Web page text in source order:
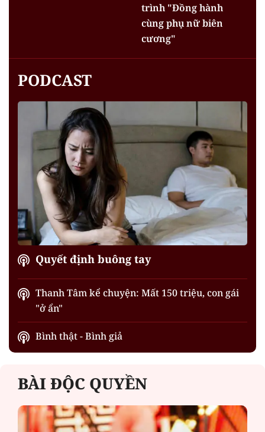
trình "Đồng hành
cùng phụ nữ biên
cương"
PODCAST
Quyết định buông tay
Thanh Tâm kể chuyện: Mất 150 triệu, con gái
"ở ẩn"
Bình thật - Bình giả
BÀI ĐỘC QUYỀN